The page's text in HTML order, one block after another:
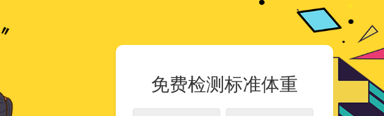
免费检测标准体重